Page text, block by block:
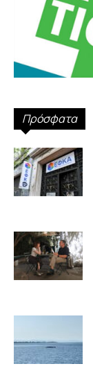
Πρόσφατα